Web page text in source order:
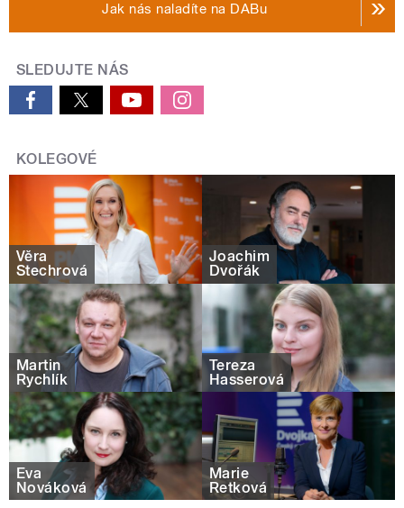
Jak nás naladíte na DABu
SLEDUJTE NÁS
KOLEGOVÉ
Věra
Štechrová
Joachim
Dvořák
Martin
Rychlík
Tereza
Hasserová
Eva
Nováková
Marie
Retková